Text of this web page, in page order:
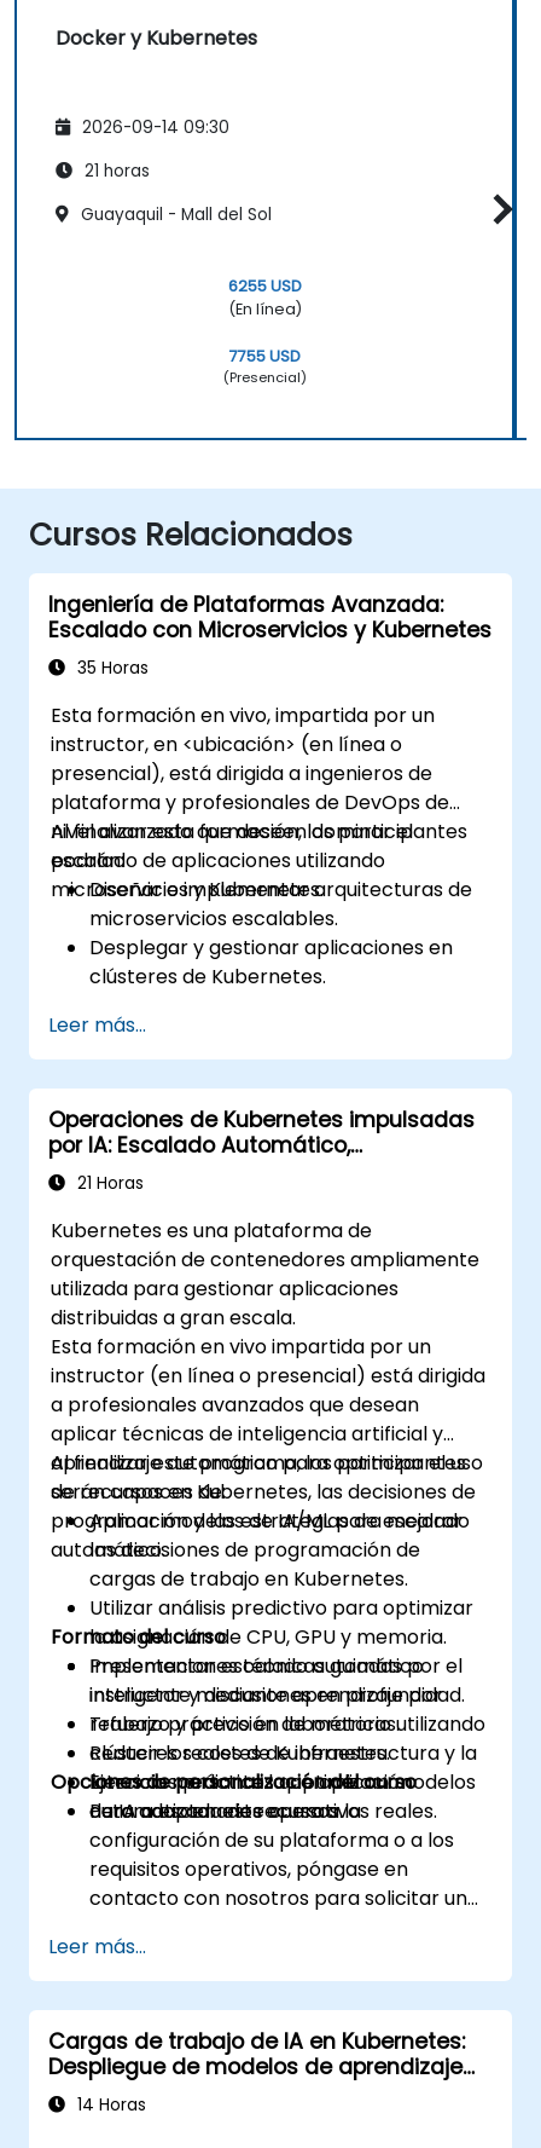
Docker y Kubernetes
2026-09-14 09:30
21 horas
Guayaquil - Mall del Sol
6255 USD
(En línea)
7755 USD
(Presencial)
Cursos Relacionados
Ingeniería de Plataformas Avanzada:
Escalado con Microservicios y Kubernetes
35 Horas
Esta formación en vivo, impartida por un
instructor, en <ubicación> (en línea o
presencial), está dirigida a ingenieros de
plataforma y profesionales de DevOps de
nivel avanzado que deseen dominar el
escalado de aplicaciones utilizando
microservicios y Kubernetes.
Al finalizar esta formación, los participantes
podrán:
Diseñar e implementar arquitecturas de
microservicios escalables.
Desplegar y gestionar aplicaciones en
clústeres de Kubernetes.
eficiente de servicios.
Monitorear y mantener la salud de los
microservicios en producción.
Aplicar las mejores prácticas de
seguridad y cumplimiento en un entorno
Kubernetes.
Leer más...
Operaciones de Kubernetes impulsadas
por IA: Escalado Automático,
Programación y Optimización de
Recursos
21 Horas
Kubernetes es una plataforma de
orquestación de contenedores ampliamente
utilizada para gestionar aplicaciones
distribuidas a gran escala.
Esta formación en vivo impartida por un
instructor (en línea o presencial) está dirigida
a profesionales avanzados que desean
aplicar técnicas de inteligencia artificial y
aprendizaje automático para optimizar el uso
de recursos en Kubernetes, las decisiones de
programación y las estrategias de escalado
automático.
Al finalizar este programa, los participantes
serán capaces de:
Aplicar modelos de IA/ML para mejorar
las decisiones de programación de
cargas de trabajo en Kubernetes.
Utilizar análisis predictivo para optimizar
la asignación de CPU, GPU y memoria.
Implementar escalado automático
inteligente mediante aprendizaje por
refuerzo y previsión de métricas.
Reducir los costes de infraestructura y la
latencia mediante la optimización
automatizada de recursos.
Formato del curso
Presentaciones técnicas guiadas por el
instructor y discusiones en profundidad.
Trabajo práctico en laboratorio utilizando
clústeres reales de Kubernetes.
Ejercicios prácticos que aplican modelos
de IA a escenarios operativos reales.
Opciones de personalización del curso
Para adaptar este curso a la
configuración de su plataforma o a los
requisitos operativos, póngase en
contacto con nosotros para solicitar una
Leer más...
Cargas de trabajo de IA en Kubernetes:
Despliegue de modelos de aprendizaje
automático a escala
14 Horas